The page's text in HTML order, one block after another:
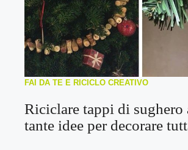
FAI DA TE E RICICLO CREATIVO
Riciclare tappi di sughero
tante idee per decorare